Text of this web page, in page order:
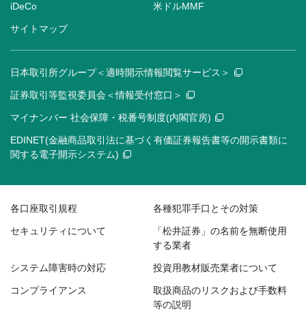
iDeCo 米ドルMMF
サイトマップ
日本取引所グループ＜適時開示情報閲覧サービス＞
証券取引等監視委員会＜情報受付窓口＞
マイナンバー 社会保障・税番号制度(内閣官房)
EDINET(金融商品取引法に基づく有価証券報告書等の開示書類に
関する電子開示システム)
各口座取引規程 各種犯罪手口とその対策
セキュリティについて
「松井証券」の名前を無断使用
する業者
システム障害時の対応 投資用教材販売業者について
コンプライアンス
取扱商品のリスクおよび手数料
等の説明